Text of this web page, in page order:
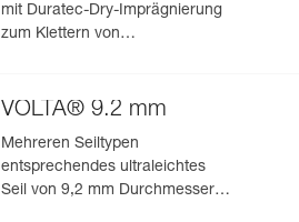
mit Duratec-Dry-Imprägnierung
zum Klettern von
VOLTA® 9.2 mm
Mehreren Seiltypen
entsprechendes ultraleichtes
Seil von 9,2 mm Durchmesser